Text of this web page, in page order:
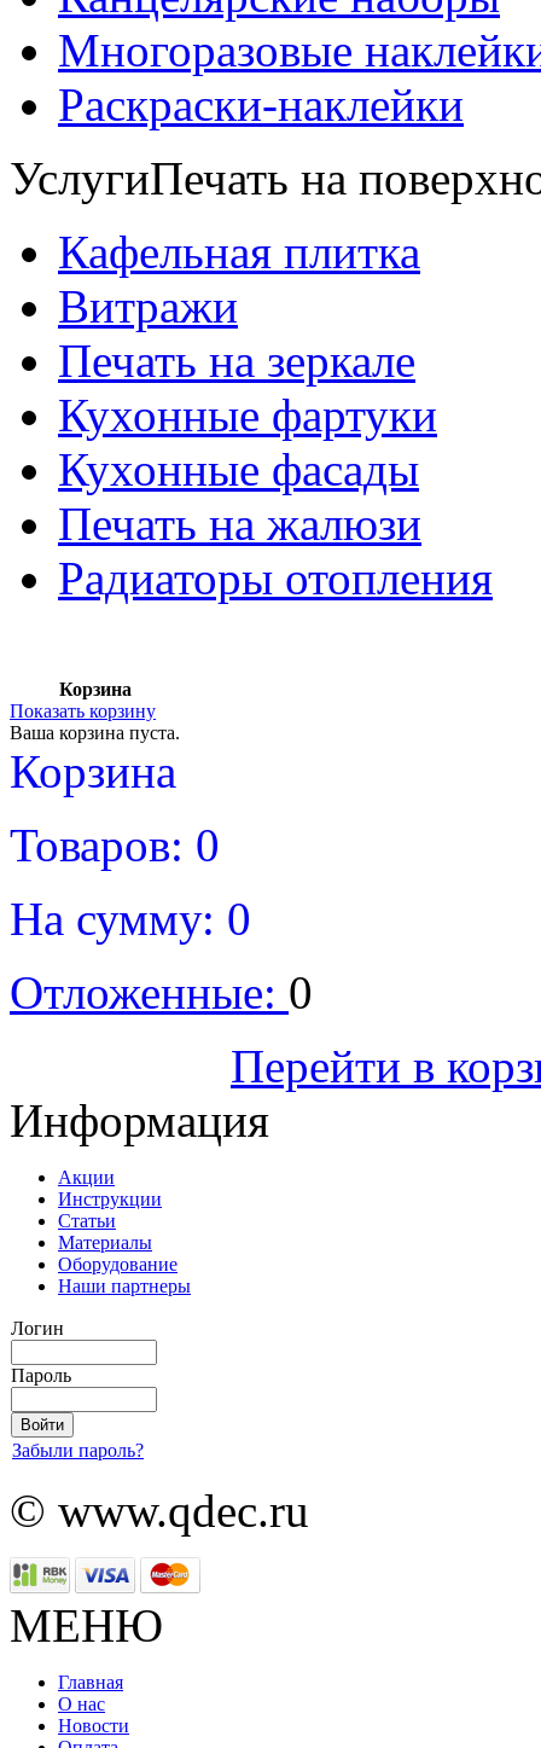
Многоразовые
Раскраски-наклейки
УслугиПечать на
Кафельная плитка
Витражи
Печать на зеркале
Кухонные фартуки
Кухонные фасады
Печать на жалюзи
Радиаторы отопления
Корзина
Показать корзину
Ваша корзина пуста.
Корзина
Товаров: 0
На сумму: 0
Отложенные: 0
Перейти в
Информация
Акции
Инструкции
Статьи
Материалы
Оборудование
Наши партнеры
Логин
Пароль
Забыли пароль?
© www.qdec.ru
МЕНЮ
Главная
О нас
Новости